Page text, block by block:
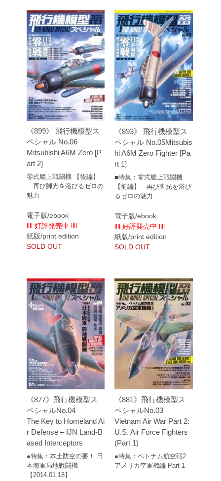
《899》 飛行機模型ス
ペシャル No.06
Mitsubishi A6M Zero [P
art 2]
零式艦上戦闘機 【後編】
再び脚光を浴びるゼロの
魅力
電子版/ebook
llll 好評発売中 llll
紙版/print edition
SOLD OUT
《893》 飛行機模型ス
ペシャル No.05Mitsubis
hi A6M Zero Fighter [Pa
rt 1]
■特集：零式艦上戦闘機
【前編】 再び脚光を浴び
るゼロの魅力
電子版/ebook
llll 好評発売中 llll
紙版/print edition
SOLD OUT
《877》飛行機模型ス
ペシャルNo.04
The Key to Homeland Ai
r Defense – IJN Land-B
ased Interceptors
●特集：本土防空の要！ 日
本海軍局地戦闘機
【2014.01.18】
《881》飛行機模型ス
ペシャルNo.03
Vietnam Air War Part 2:
U.S. Air Force Fighters
(Part 1)
●特集：ベトナム航空戦2
アメリカ空軍機編 Part 1